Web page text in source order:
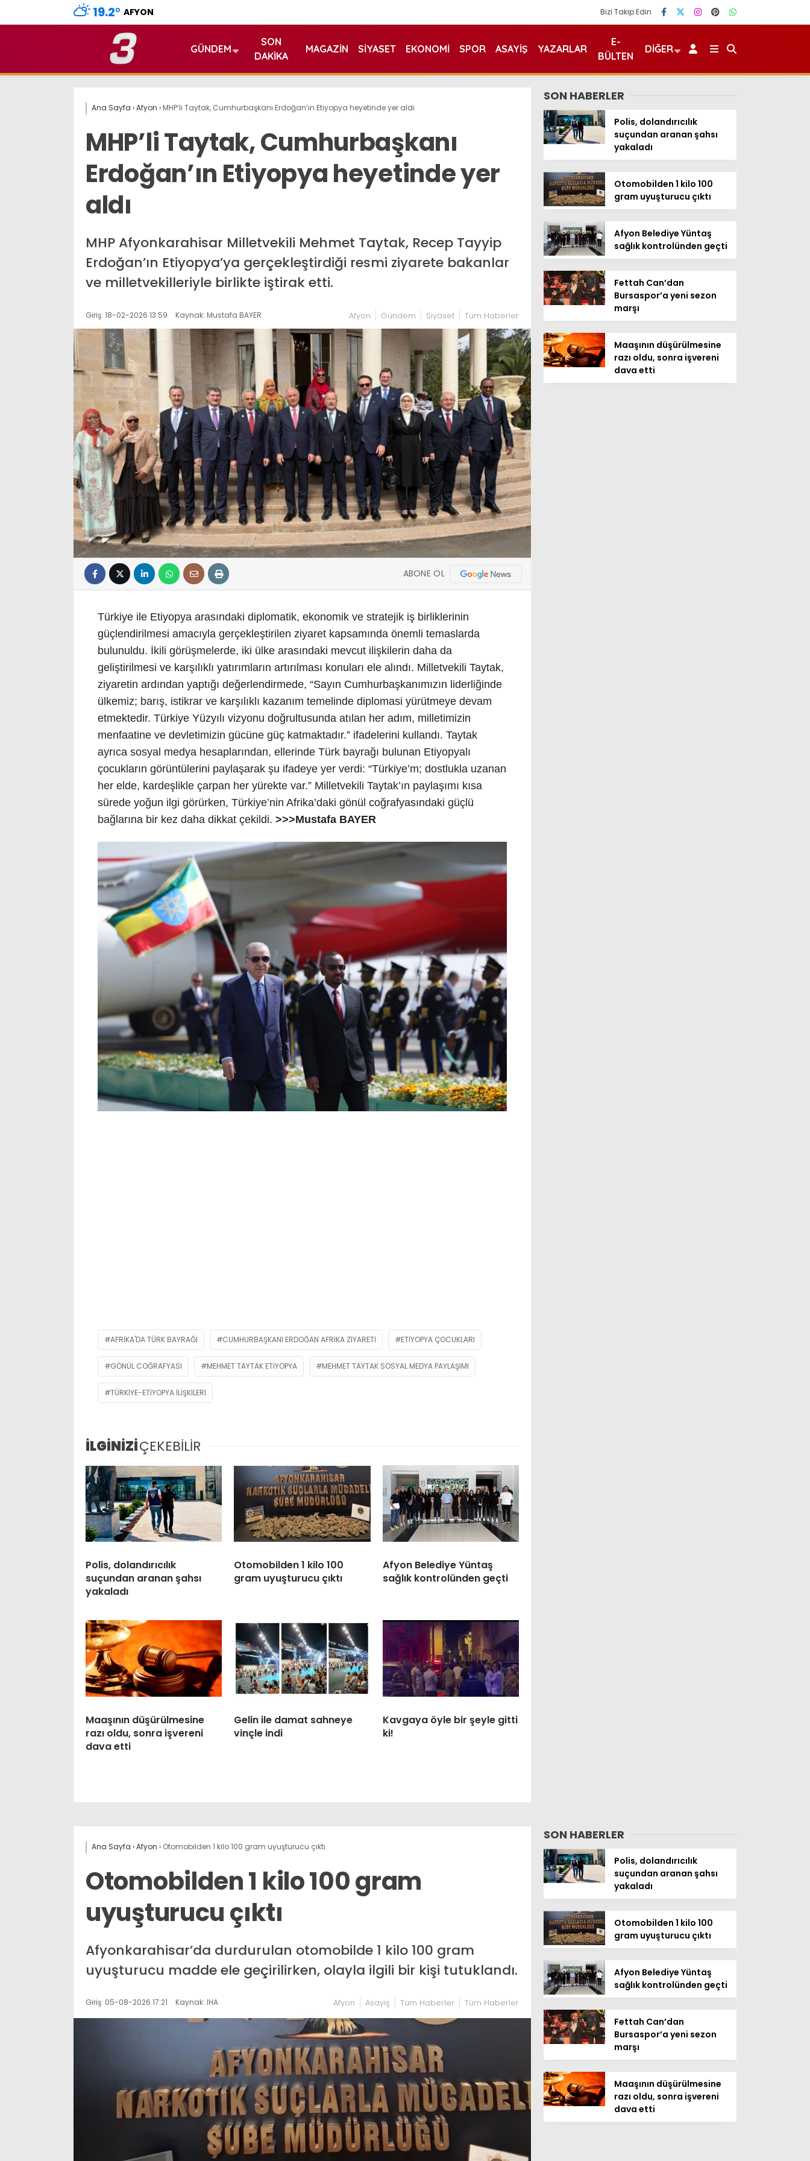
19.2° AFYON Bizi Takip Edin
GÜNDEM
SON
DAKIKA
MAGAZIN SIYASET EKONOMI SPOR ASAYIŞ YAZARLAR
E-
BÜLTEN
DIĞER
Ana Sayfa ›Afyon › MHP’li Taytak, Cumhurbaşkanı Erdoğan’ın Etiyopya heyetinde yer aldı
MHP’li Taytak, Cumhurbaşkanı
Erdoğan’ın Etiyopya heyetinde yer
aldı
MHP Afyonkarahisar Milletvekili Mehmet Taytak, Recep Tayyip
Erdoğan’ın Etiyopya’ya gerçekleştirdiği resmi ziyarete bakanlar
ve milletvekilleriyle birlikte iştirak etti.
Giriş: 18-02-2026 13:59 Kaynak: Mustafa BAYER Afyon Gündem Siyaset Tüm Haberler
ABONE OL
Türkiye ile Etiyopya arasındaki diplomatik, ekonomik ve stratejik iş birliklerinin
güçlendirilmesi amacıyla gerçekleştirilen ziyaret kapsamında önemli temaslarda
bulunuldu. İkili görüşmelerde, iki ülke arasındaki mevcut ilişkilerin daha da
geliştirilmesi ve karşılıklı yatırımların artırılması konuları ele alındı. Milletvekili Taytak,
ziyaretin ardından yaptığı değerlendirmede, “Sayın Cumhurbaşkanımızın liderliğinde
ülkemiz; barış, istikrar ve karşılıklı kazanım temelinde diplomasi yürütmeye devam
etmektedir. Türkiye Yüzyılı vizyonu doğrultusunda atılan her adım, milletimizin
menfaatine ve devletimizin gücüne güç katmaktadır.” ifadelerini kullandı. Taytak
ayrıca sosyal medya hesaplarından, ellerinde Türk bayrağı bulunan Etiyopyalı
çocukların görüntülerini paylaşarak şu ifadeye yer verdi: “Türkiye’m; dostlukla uzanan
her elde, kardeşlikle çarpan her yürekte var.” Milletvekili Taytak’ın paylaşımı kısa
sürede yoğun ilgi görürken, Türkiye’nin Afrika’daki gönül coğrafyasındaki güçlü
bağlarına bir kez daha dikkat çekildi. >>>Mustafa BAYER
AFRIKA'DA TÜRK BAYRAĞI CUMHURBAŞKANI ERDOĞAN AFRIKA ZIYARETI ETIYOPYA ÇOCUKLARI
GÖNÜL COĞRAFYASI MEHMET TAYTAK ETIYOPYA MEHMET TAYTAK SOSYAL MEDYA PAYLAŞIMI
TÜRKIYE-ETIYOPYA ILIŞKILERI
İLGİNİZİÇEKEBİLİR
Polis, dolandırıcılık
suçundan aranan şahsı
yakaladı
Otomobilden 1 kilo 100
gram uyuşturucu çıktı
Afyon Belediye Yüntaş
sağlık kontrolünden geçti
Maaşının düşürülmesine
razı oldu, sonra işvereni
dava etti
Gelin ile damat sahneye
vinçle indi
Kavgaya öyle bir şeyle gitti
ki!
SON HABERLER
Polis, dolandırıcılık
suçundan aranan şahsı
yakaladı
Otomobilden 1 kilo 100
gram uyuşturucu çıktı
Afyon Belediye Yüntaş
sağlık kontrolünden geçti
Fettah Can’dan
Bursaspor’a yeni sezon
marşı
Maaşının düşürülmesine
razı oldu, sonra işvereni
dava etti
Ana Sayfa ›Afyon › Otomobilden 1 kilo 100 gram uyuşturucu çıktı
Otomobilden 1 kilo 100 gram
uyuşturucu çıktı
Afyonkarahisar’da durdurulan otomobilde 1 kilo 100 gram
uyuşturucu madde ele geçirilirken, olayla ilgili bir kişi tutuklandı.
Giriş: 05-08-2026 17:21 Kaynak: İHA Afyon Asayiş Tüm Haberler Tüm Haberler
SON HABERLER
Polis, dolandırıcılık
suçundan aranan şahsı
yakaladı
Otomobilden 1 kilo 100
gram uyuşturucu çıktı
Afyon Belediye Yüntaş
sağlık kontrolünden geçti
Fettah Can’dan
Bursaspor’a yeni sezon
marşı
Maaşının düşürülmesine
razı oldu, sonra işvereni
dava etti